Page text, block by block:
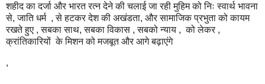
शहीद का दर्जा और भारत रत्न देने की चलाई जा रही मुहिम को निः स्वार्थ भावना
से, जाति धर्म , से हटकर देश की अखंडता, और सामाजिक प्रभुता को कायम
रखते हुए , सबका साथ, सबका विकास , सबको न्याय , को लेकर ,
क्रांतिकारियों के मिशन को मजबूत और आगे बढ़ाएंगे
,